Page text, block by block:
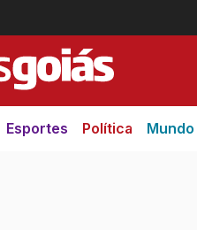
Esportes Política Mundo